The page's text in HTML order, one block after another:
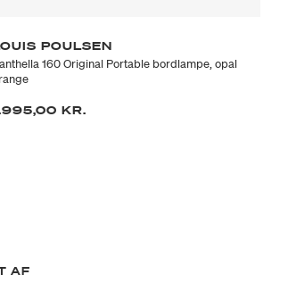
POULSEN
160 Original Portable bordlampe, opal
KR.
AF